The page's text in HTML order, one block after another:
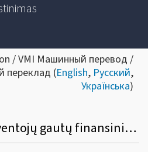
/ VMI Машинный перевод /
переклад (English, Русский,
Українська)
Dėl 2020 metais gyventojų gautų finansinių priemonių pardavimo ar kitokio perleidimo nuosavybėn ir išvestinių finansinių priemonių realizavimo pajamų apmokestinimo ir deklaravimo ypatumų